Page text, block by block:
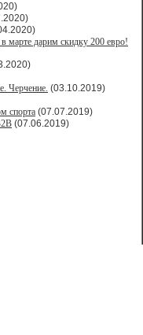
марте дарим скидку 200 евро!
Черчение. (03.10.2019)
спорта (07.07.2019)
(07.06.2019)